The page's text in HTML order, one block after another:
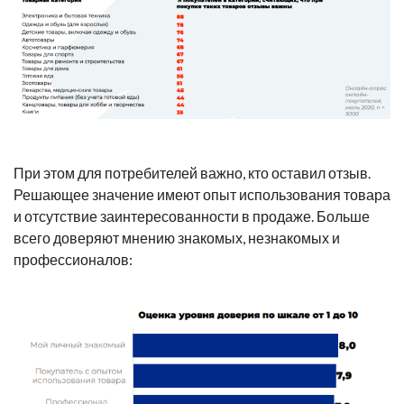
При этом для потребителей важно, кто оставил отзыв.
Решающее значение имеют опыт использования товара
и отсутствие заинтересованности в продаже. Больше
всего доверяют мнению знакомых, незнакомых и
профессионалов: